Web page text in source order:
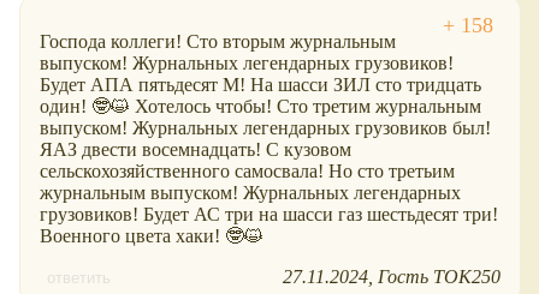
Господа коллеги! Сто вторым журнальным
выпуском! Журнальных легендарных грузовиков!
Будет АПА пятьдесят М! На шасси ЗИЛ сто тридцать
один! 🤓😺 Хотелось чтобы! Сто третим журнальным
выпуском! Журнальных легендарных грузовиков был!
ЯАЗ двести восемнадцать! С кузовом
сельскохозяйственного самосвала! Но сто третьим
журнальным выпуском! Журнальных легендарных
грузовиков! Будет АС три на шасси газ шестьдесят три!
Военного цвета хаки! 🤓😺
ответить 27.11.2024 Гость ТОК250